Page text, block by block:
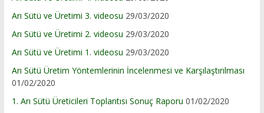
Arı Sütü ve Üretimi 3. videosu 29/03/2020
Arı Sütü ve Üretimi 2. videosu 29/03/2020
Arı Sütü ve Üretimi 1. videosu 29/03/2020
Arı Sütü Üretim Yöntemlerinin İncelenmesi ve Karşılaştırılması
01/02/2020
1. Arı Sütü Üreticileri Toplantısı Sonuç Raporu 01/02/2020